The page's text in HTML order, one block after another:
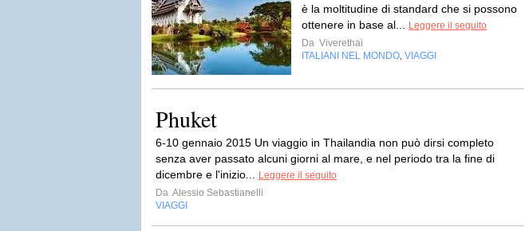
è la moltitudine di standard che si possono
ottenere in base al...
Leggere il seguito
Da Viverethai
ITALIANI NEL MONDO VIAGGI
Phuket
6-10 gennaio 2015 Un viaggio in Thailandia non può dirsi completo
senza aver passato alcuni giorni al mare, e nel periodo tra la fine di
dicembre e l'inizio...
Leggere il seguito
Da Alessio Sebastianelli
VIAGGI